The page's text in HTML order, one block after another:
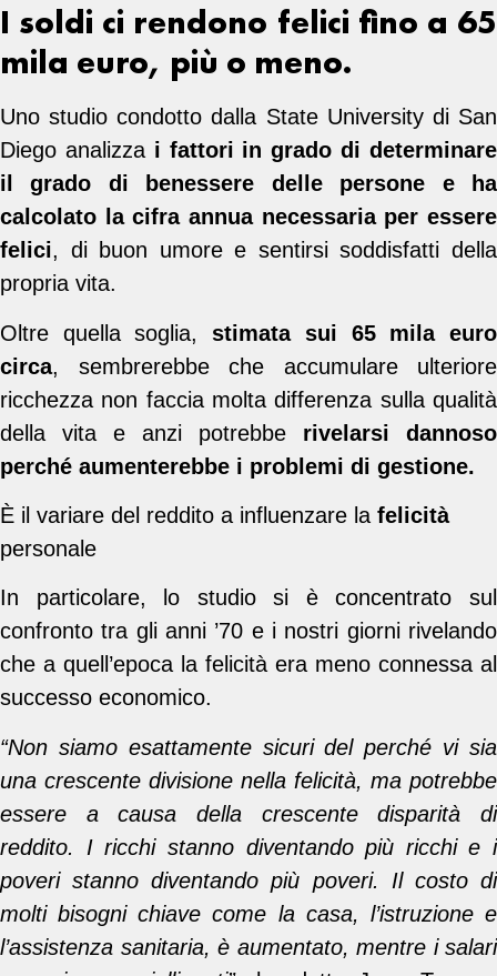
I soldi ci rendono felici fino a 65
mila euro, più o meno.
Uno studio condotto dalla State University di San
Diego analizza i fattori in grado di determinare
il grado di benessere delle persone e ha
calcolato la cifra annua necessaria per essere
felici, di buon umore e sentirsi soddisfatti della
propria vita.
Oltre quella soglia, stimata sui 65 mila euro
circa, sembrerebbe che accumulare ulteriore
ricchezza non faccia molta differenza sulla qualità
della vita e anzi potrebbe rivelarsi dannoso
perché aumenterebbe i problemi di gestione.
È il variare del reddito a influenzare la felicità
personale
In particolare, lo studio si è concentrato sul
confronto tra gli anni ’70 e i nostri giorni rivelando
che a quell’epoca la felicità era meno connessa al
successo economico.
“Non siamo esattamente sicuri del perché vi sia
una crescente divisione nella felicità, ma potrebbe
essere a causa della crescente disparità di
reddito. I ricchi stanno diventando più ricchi e i
poveri stanno diventando più poveri. Il costo di
molti bisogni chiave come la casa, l’istruzione e
l’assistenza sanitaria, è aumentato, mentre i salari